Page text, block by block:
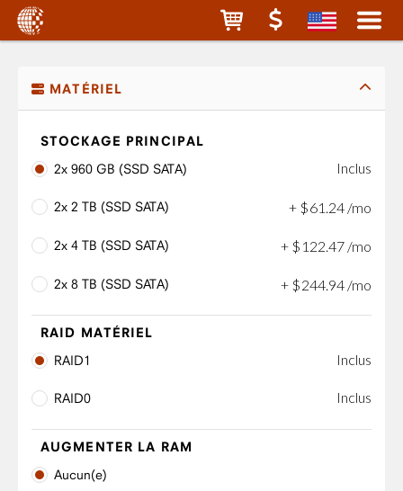
MATÉRIEL
STOCKAGE PRINCIPAL
2x 960 GB (SSD SATA)
Inclus
2x 2 TB (SSD SATA) + $61 .24 /mo
2x 4 TB (SSD SATA) + $ 122.47 /mo
2x 8 TB (SSD SATA) + $244.94 /mo
RAID MATÉRIEL
RAID1
Inclus
RAID0 Inclus
AUGMENTER LA RAM
Aucun(e)